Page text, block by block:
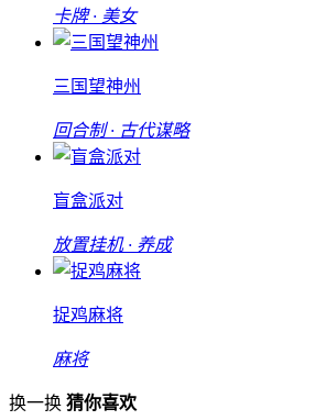
卡牌 · 美女
三国望神州
回合制 · 古代谋略
盲盒派对
放置挂机 · 养成
捉鸡麻将
麻将
换一换 猜你喜欢